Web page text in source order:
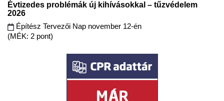
Évtizedes problémák új kihívásokkal – tűzvédelem
2026
Építész Tervezői Nap november 12-én
(MÉK: 2 pont)